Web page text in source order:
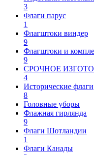
3
Флаги парус
1
Флагштоки виндер
9
Флагштоки и
9
СРОЧНОЕ
4
Исторические флаги
8
Головные уборы
Флажная гирлянда
9
Флаги Шотландии
1
Флаги Канады